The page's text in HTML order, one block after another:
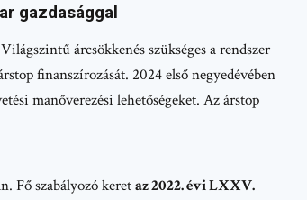
gazdasággal
árcsökkenés szükséges a rendszer
finanszírozását. 2024 első negyedévében
manőverezési lehetőségeket. Az árstop
Fő szabályozó keretaz 2022. évi LXXV.